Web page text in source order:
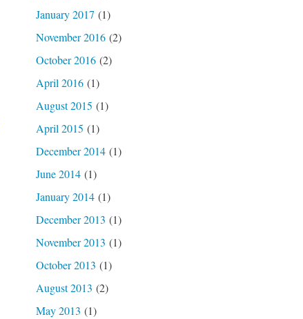
January 2017 (1)
November 2016(2)
October 2016(2)
April 2016(1)
August 2015 (1)
April 2015 (1)
December 2014(1)
June 2014(1)
January 2014(1)
December 2013 (1)
November 2013 (1)
October 2013 (1)
August 2013 (2)
May 2013 (1)